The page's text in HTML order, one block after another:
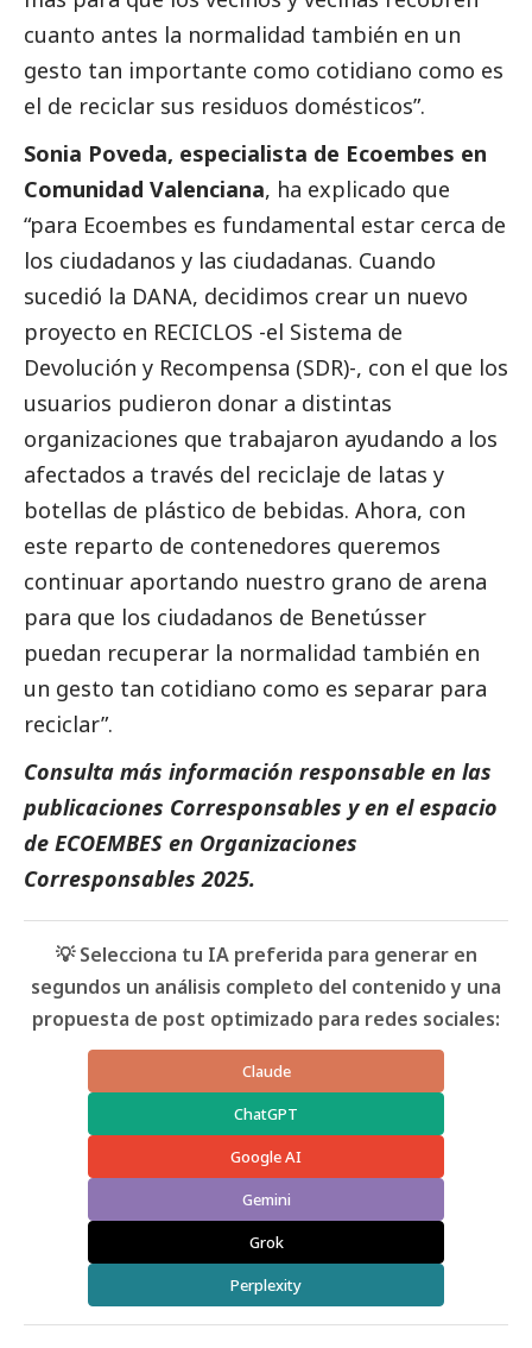
cuanto antes la normalidad también en un
gesto tan importante como cotidiano como es
el de reciclar sus residuos domésticos”.
Sonia Poveda, especialista de Ecoembes en
Comunidad Valenciana, ha explicado que
“para Ecoembes es fundamental estar cerca de
los ciudadanos y las ciudadanas. Cuando
sucedió la DANA, decidimos crear un nuevo
proyecto en RECICLOS -el Sistema de
Devolución y Recompensa (SDR)-, con el que los
usuarios pudieron donar a distintas
organizaciones que trabajaron ayudando a los
afectados a través del reciclaje de latas y
botellas de plástico de bebidas. Ahora, con
este reparto de contenedores queremos
continuar aportando nuestro grano de arena
para que los ciudadanos de Benetússer
puedan recuperar la normalidad también en
un gesto tan cotidiano como es separar para
reciclar”.
Consulta más información responsable en las
publicaciones Corresponsables y en el espacio
de ECOEMBES en Organizaciones
Corresponsables 2025.
💡 Selecciona tu IA preferida para generar en
segundos un análisis completo del contenido y una
propuesta de post optimizado para redes sociales:
Claude
ChatGPT
Google AI
Gemini
Grok
Perplexity